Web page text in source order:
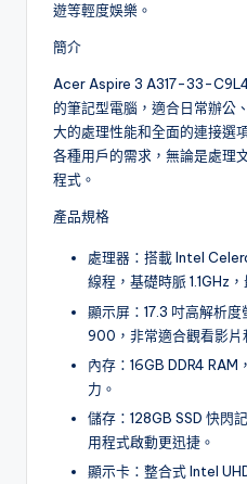
遊等輕度娛樂。
簡介
Acer Aspire 3 A317-33-
的筆記型電腦，適合日常辦公
大的處理性能和全面的連接選
各種用戶的需求，無論是處理
程式。
產品規格
處理器：搭載 Intel
線程，基礎時脈 1.1GHz
顯示屏：17.3 吋高解析
900，非常適合觀看影片
內存：16GB DDR4
力。
儲存：128GB SSD 快閃
用程式啟動更迅捷。
顯示卡：整合式 Intel